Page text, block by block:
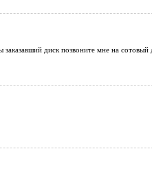
заказавший диск позвоните мне на